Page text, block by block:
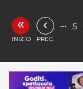
«
INIZIO
‹
PREC.
… 5